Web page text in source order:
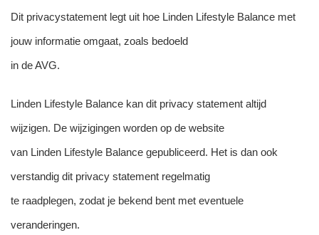
Dit privacystatement legt uit hoe Linden Lifestyle Balance met
jouw informatie omgaat, zoals bedoeld
in de AVG.
Linden Lifestyle Balance kan dit privacy statement altijd
wijzigen. De wijzigingen worden op de website
van Linden Lifestyle Balance gepubliceerd. Het is dan ook
verstandig dit privacy statement regelmatig
te raadplegen, zodat je bekend bent met eventuele
veranderingen.